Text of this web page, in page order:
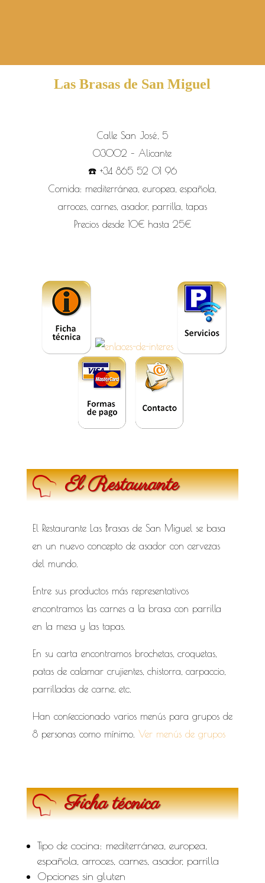
​Las Brasas de San Miguel
Calle San José, 5
03002 – Alicante
☎️ +34 865 52 01 96
Comida: mediterránea, europea, española,
arroces, carnes, asador, parrilla, tapas
Precios desde 10€ hasta 25€
El Restaurante
El Restaurante Las Brasas de San Miguel se basa
en un nuevo concepto de asador con cervezas
del mundo.
Entre sus productos más representativos
encontramos las carnes a la brasa con parrilla
en la mesa y las tapas.
En su carta encontramos brochetas, croquetas,
patas de calamar crujientes, chistorra, carpaccio,
parrilladas de carne, etc.
Han confeccionado varios menús para grupos de
8 personas como mínimo. Ver menús de grupos
Ficha técnica
Tipo de cocina: mediterránea, europea,
española, arroces, carnes, asador, parrilla
Opciones sin gluten